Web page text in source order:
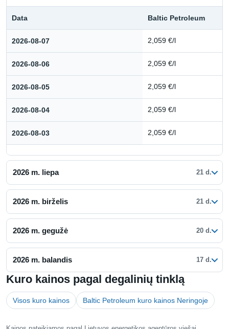
Data Baltic Petroleum
2026-08-07 2,059 €/l
2026-08-06 2,059 €/l
2026-08-05 2,059 €/l
2026-08-04 2,059 €/l
2026-08-03 2,059 €/l
2026 m. liepa 21 d.
2026 m. birželis 21 d.
2026 m. gegužė 20 d.
2026 m. balandis 17 d.
Kuro kainos pagal degalinių tinklą
Visos kuro kainos Baltic Petroleum kuro kainos Neringoje